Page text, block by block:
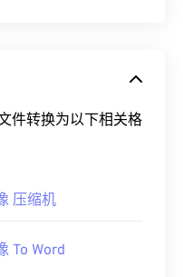
件转换为以下相关格
压缩机
To Word